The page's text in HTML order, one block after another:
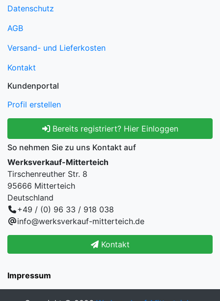
Datenschutz
AGB
Versand- und Lieferkosten
Kontakt
Kundenportal
Profil erstellen
Bereits registriert? Hier Einloggen
So nehmen Sie zu uns Kontakt auf
Werksverkauf-Mitterteich
Tirschenreuther Str. 8
95666 Mitterteich
Deutschland
+49 / (0) 96 33 / 918 038
info@werksverkauf-mitterteich.de
Kontakt
Impressum